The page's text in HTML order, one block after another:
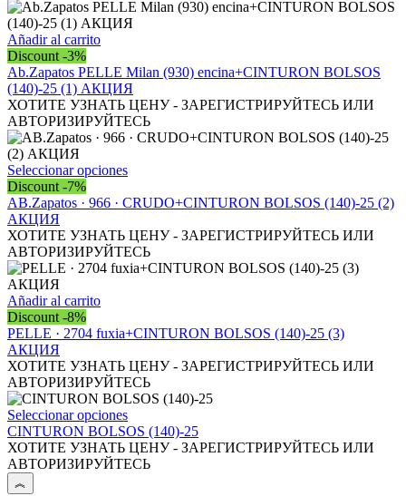
Añadir al carrito
Discount -3%
Ab.Zapatos PELLE Milan (930) encina+CINTURON BOLSOS
(140)-25 (1) АКЦИЯ
ХОТИТЕ УЗНАТЬ ЦЕНУ - ЗАРЕГИСТРИРУЙТЕСЬ ИЛИ
АВТОРИЗИРУЙТЕСЬ
Seleccionar opcionesEste
tiene
variantes.
Las
opciones
en
página
de
producto
Discount -7%
AB.Zapatos · 966 · CRUDO+CINTURON BOLSOS (140)-25 (2)
АКЦИЯ
ХОТИТЕ УЗНАТЬ ЦЕНУ - ЗАРЕГИСТРИРУЙТЕСЬ ИЛИ
АВТОРИЗИРУЙТЕСЬ
Añadir al carrito
Discount -8%
PELLE · 2704 fuxia+CINTURON BOLSOS (140)-25 (3)
АКЦИЯ
ХОТИТЕ УЗНАТЬ ЦЕНУ - ЗАРЕГИСТРИРУЙТЕСЬ ИЛИ
АВТОРИЗИРУЙТЕСЬ
Seleccionar opcionesEste
producto
tiene
múltiples
CINTURON BOLSOS (140)-25
ХОТИТЕ УЗНАТЬ ЦЕНУ - ЗАРЕГИСТРИРУЙТЕСЬ ИЛИ
АВТОРИЗИРУЙТЕСЬ